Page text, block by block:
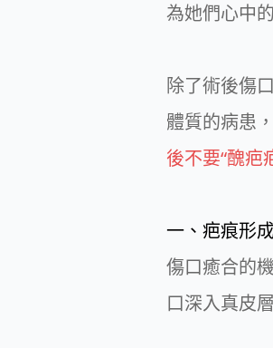
為她們心中
除了術後傷
體質的病患
後不要“醜疤
一、疤痕形
傷口癒合的
口深入真皮